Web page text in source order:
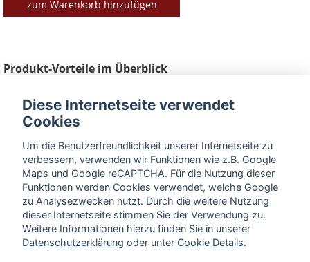
zum Warenkorb hinzufügen
Produkt-Vorteile im Überblick
► Material Edelstahl
► Breite 9,5mm Dicke 2mm
► eingeschweißt auf Karton
► Länge 50cm
BESCHREIBUNG
Diese Internetseite verwendet
Cookies
Um die Benutzerfreundlichkeit unserer Internetseite zu
verbessern, verwenden wir Funktionen wie z.B. Google
Maps und Google reCAPTCHA. Für die Nutzung dieser
Funktionen werden Cookies verwendet, welche Google
zu Analysezwecken nutzt. Durch die weitere Nutzung
dieser Internetseite stimmen Sie der Verwendung zu.
Weitere Informationen hierzu finden Sie in unserer
Datenschutzerklärung oder unter Cookie Details.